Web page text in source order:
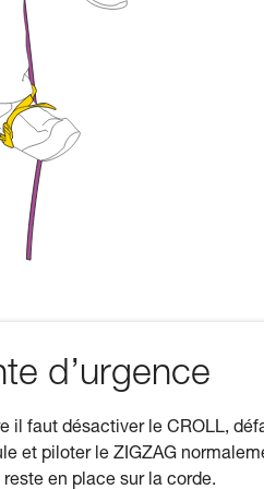
d’urgence
il faut désactiver le CROLL,
et piloter le ZIGZAG
reste en place sur la corde.